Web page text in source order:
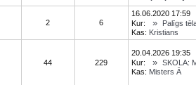
2 6
16.06.2020 17:59
Kur:
»
Palīgs
Kas: Kristians
44 229
20.04.2026 19:35
Kur:
» SKOLA:
Kas: Misters Ā